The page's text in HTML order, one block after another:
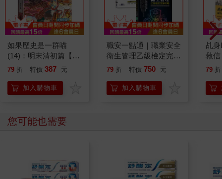
如果歷史是一群喵
(14)：明末清初篇【萌
貓漫畫學歷史】
79 折 特價 387 元
加入購物車
職安一點通｜職業安全
衛生管理乙級檢定完勝
攻略｜2026版(套書)
79 折 特價 750 元
加入購物車
乩
救信
79 折
您可能也需要